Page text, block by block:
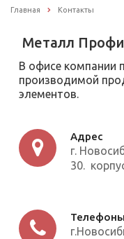
Главная Контакты
Металл Профи
В офисе компании
производимой
элементов.
Адрес
г.
30.
Телефоны